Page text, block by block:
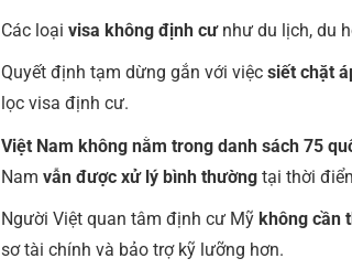
Các loại visa không định cưnhư du lịch, du
Quyết định tạm dừng gắn với việc siết chặt
lọc visa định cư.
Việt Nam không nằm trong danh sách 75
Nam vẫn được xử lý bình thườngtại thời
Người Việt quan tâm định cư Mỹ không cần
sơ tài chính và bảo trợ kỹ lưỡng hơn.